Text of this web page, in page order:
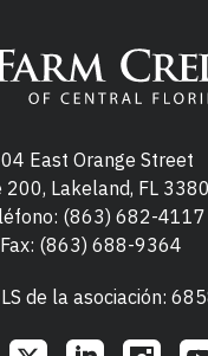
East Orange Street
200, Lakeland, FL
(863) 682-4117
Fax: (863) 688-9364
de la asociación: